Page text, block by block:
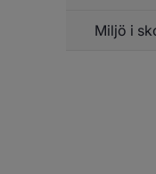
Miljö i